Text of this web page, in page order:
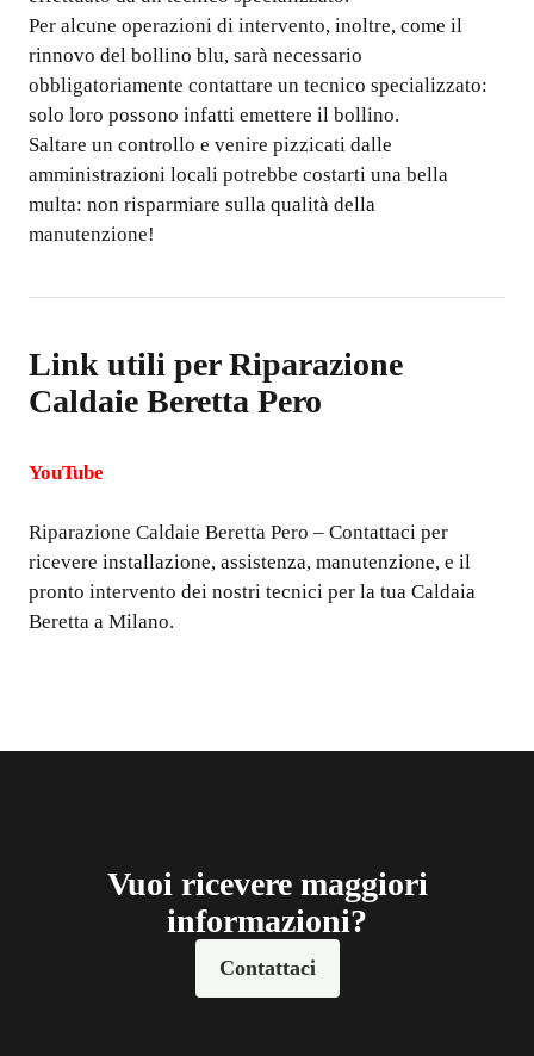
Per alcune operazioni di intervento, inoltre, come il
rinnovo del bollino blu, sarà necessario
obbligatoriamente contattare un tecnico specializzato:
solo loro possono infatti emettere il bollino.
Saltare un controllo e venire pizzicati dalle
amministrazioni locali potrebbe costarti una bella
multa: non risparmiare sulla qualità della
manutenzione!
Link utili perRiparazione
Caldaie Beretta Pero
YouTube
Riparazione Caldaie Beretta Pero – Contattaci per
ricevere installazione, assistenza, manutenzione, e il
pronto intervento dei nostri tecnici per la tua Caldaia
Beretta a Milano.
Vuoi ricevere maggiori
informazioni?
Contattaci